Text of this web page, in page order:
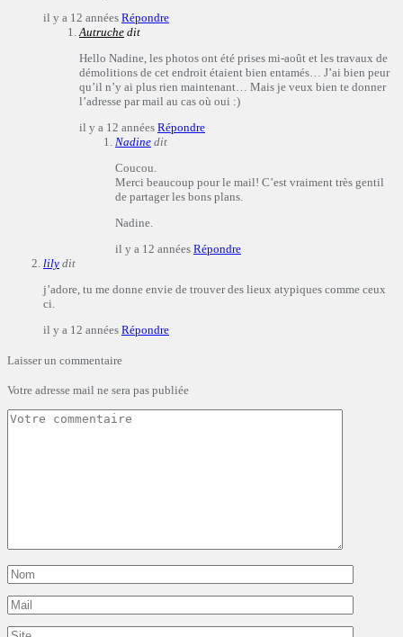
il y a 12 années Répondre
Autruche dit
Hello Nadine, les photos ont été prises mi-août et les travaux de
démolitions de cet endroit étaient bien entamés… J’ai bien peur
qu’il n’y ai plus rien maintenant… Mais je veux bien te donner
l’adresse par mail au cas où oui :)
il y a 12 années Répondre
Nadine dit
Coucou.
Merci beaucoup pour le mail! C’est vraiment très gentil
de partager les bons plans.
Nadine.
il y a 12 années Répondre
lily dit
j’adore, tu me donne envie de trouver des lieux atypiques comme ceux
ci.
il y a 12 années Répondre
Laisser un commentaire
Votre adresse mail ne sera pas publiée